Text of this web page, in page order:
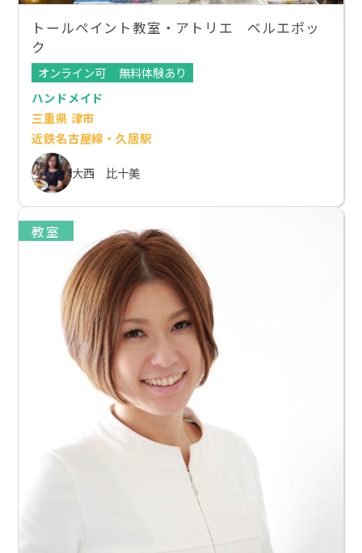
トールペイント教室・アトリエ ベルエポッ
ク
オンライン可
無料体験あり
ハンドメイド
三重県 津市
近鉄名古屋線・久居駅
大西 比十美
教室